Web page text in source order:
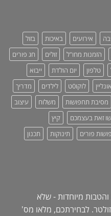
אירועים באיכות
בזול
הזמנות מחו"ל זולים
חג פורים
טלפון יום הולדת
ייבוא
לוקו0ט לילדים
מדריך
מסיבת תחפושות משלוח
עיצוב
זאת בעצמכם
קיץ
פורים תינוקות תכנון
מיוחדות - שלא
לבחירתכם, מלאו מס'